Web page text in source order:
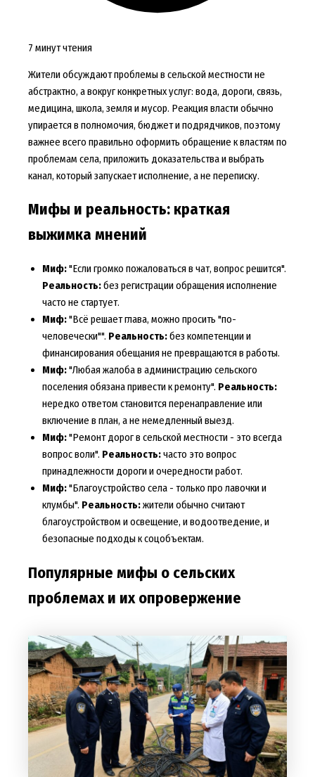
7 минут чтения
Жители обсуждают проблемы в сельской местности не
абстрактно, а вокруг конкретных услуг: вода, дороги, связь,
медицина, школа, земля и мусор. Реакция власти обычно
упирается в полномочия, бюджет и подрядчиков, поэтому
важнее всего правильно оформить обращение к властям по
проблемам села, приложить доказательства и выбрать
канал, который запускает исполнение, а не переписку.
Мифы и реальность: краткая
выжимка мнений
Миф:"Если громко пожаловаться в чат, вопрос решится".
Реальность:без регистрации обращения исполнение
часто не стартует.
Миф:"Всё решает глава, можно просить "по-
человечески"". Реальность:без компетенции и
финансирования обещания не превращаются в работы.
Миф:"Любая жалоба в администрацию сельского
поселения обязана привести к ремонту". Реальность:
нередко ответом становится перенаправление или
включение в план, а не немедленный выезд.
Миф:"Ремонт дорог в сельской местности - это всегда
вопрос воли". Реальность:часто это вопрос
принадлежности дороги и очередности работ.
Миф:"Благоустройство села - только про лавочки и
клумбы". Реальность:жители обычно считают
благоустройством и освещение, и водоотведение, и
безопасные подходы к соцобъектам.
Популярные мифы о сельских
проблемах и их опровержение